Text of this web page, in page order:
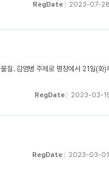
RegDate 2023-07-
․감염병 주제로 평창에서 21일(화)
RegDate 2023-03-
RegDate 2023-03-01